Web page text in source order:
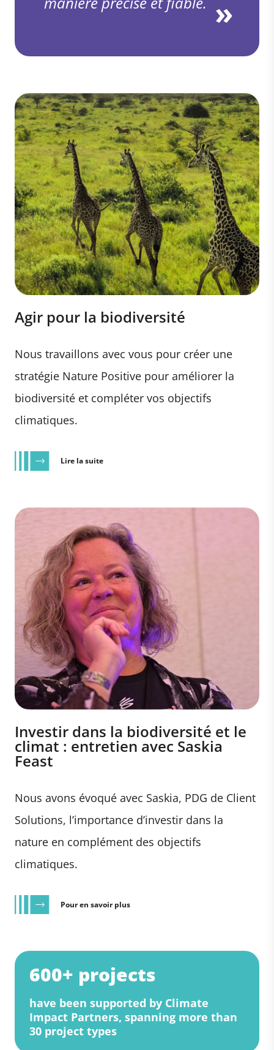
Agir pour la biodiversité
Nous travaillons avec vous pour créer une
stratégie Nature Positive pour améliorer la
biodiversité et compléter vos objectifs
climatiques.
Lire la suite
Investir dans la biodiversité et le
climat : entretien avec Saskia
Feast
Nous avons évoqué avec Saskia, PDG de Client
Solutions, l’importance d’investir dans la
nature en complément des objectifs
climatiques.
Pour en savoir plus
600+ projects
have been supported by Climate
Impact Partners, spanning more than
30 project types